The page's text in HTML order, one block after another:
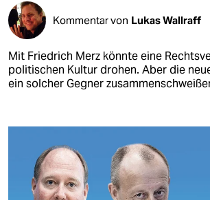
Kommentar von Lukas Wallraff
Mit Friedrich Merz könnte eine
politischen Kultur drohen. Aber die
ein solcher Gegner